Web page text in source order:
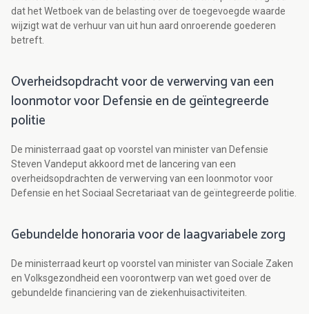
dat het Wetboek van de belasting over de toegevoegde waarde
wijzigt wat de verhuur van uit hun aard onroerende goederen
betreft.
Overheidsopdracht voor de verwerving van een
loonmotor voor Defensie en de geïntegreerde
politie
De ministerraad gaat op voorstel van minister van Defensie
Steven Vandeput akkoord met de lancering van een
overheidsopdrachten de verwerving van een loonmotor voor
Defensie en het Sociaal Secretariaat van de geïntegreerde politie.
Gebundelde honoraria voor de laagvariabele zorg
De ministerraad keurt op voorstel van minister van Sociale Zaken
en Volksgezondheid een voorontwerp van wet goed over de
gebundelde financiering van de ziekenhuisactiviteiten.